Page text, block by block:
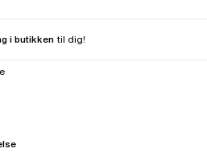
i butikken til dig!